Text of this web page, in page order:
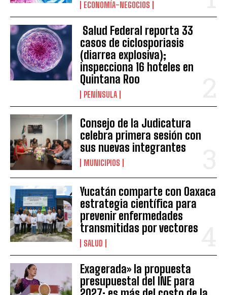
ECONOMÍA-NEGOCIOS
Salud Federal reporta 33
casos de ciclosporiasis
(diarrea explosiva);
inspecciona 16 hoteles en
Quintana Roo
PENÍNSULA
Consejo de la Judicatura
celebra primera sesión con
sus nuevas integrantes
MUNICIPIOS
Yucatán comparte con Oaxaca
estrategia científica para
prevenir enfermedades
transmitidas por vectores
SALUD
Exagerada» la propuesta
presupuestal del INE para